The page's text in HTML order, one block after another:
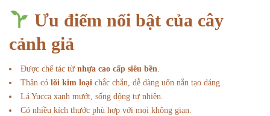
Ưu điểm nổi bật của cây
cảnh giả
Được chế tác từ nhựa cao cấp siêu bền.
Thân có lõi kim loại chắc chắn, dễ dàng uốn nắn tạo dáng.
Lá Yucca xanh mướt, sống động tự nhiên.
Có nhiều kích thước phù hợp với mọi không gian.